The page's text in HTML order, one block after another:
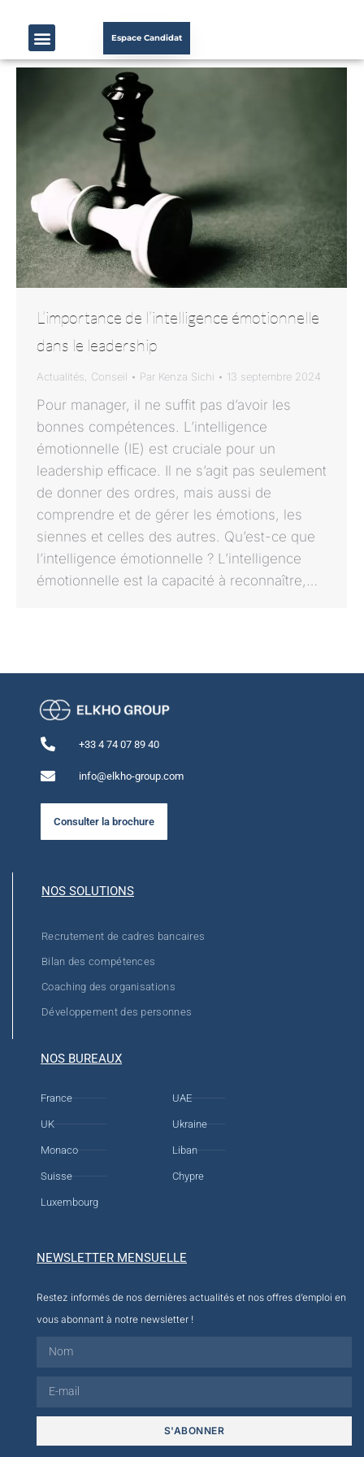
Espace Candidat
L’importance de l’intelligence émotionnelle
dans le leadership
Actualités Conseil Par Kenza Sichi 13 septembre 2024
Pour manager, il ne suffit pas d’avoir les
bonnes compétences. L’intelligence
émotionnelle (IE) est cruciale pour un
leadership efficace. Il ne s’agit pas seulement
de donner des ordres, mais aussi de
comprendre et de gérer les émotions, les
siennes et celles des autres. Qu’est-ce que
l’intelligence émotionnelle ? L’intelligence
émotionnelle est la capacité à reconnaître,…
+33 4 74 07 89 40
info@elkho-group.com
Consulter la brochure
NOS SOLUTIONS
Recrutement de cadres bancaires
Bilan des compétences
Coaching des organisations
Développement des personnes
NOS BUREAUX
France
UK
Monaco
Suisse
Luxembourg
UAE
Ukraine
Liban
Chypre
NEWSLETTER MENSUELLE
Restez informés de nos dernières actualités et nos offres d’emploi en
vous abonnant à notre newsletter !
S'ABONNER